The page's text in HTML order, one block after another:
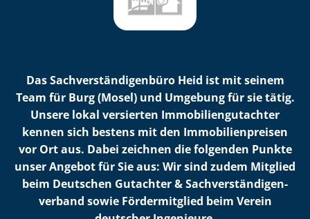
Das Sach­ver­stän­di­gen­bü­ro Heid ist mit seinem
Team für Burg (Mosel) und Umgebung für sie tätig.
Unsere lokal versierten Im­mo­bi­li­en­gut­ach­ter
kennen sich bestens mit den Im­mo­bi­li­en­prei­sen
vor Ort aus. Dabei zeichnen die folgenden Punkte
unser Angebot für Sie aus: Wir sind zudem Mitglied
beim Deutschen Gutachter & Sach­ver­stän­di­gen­
ver­band sowie Fördermitglied beim Verein